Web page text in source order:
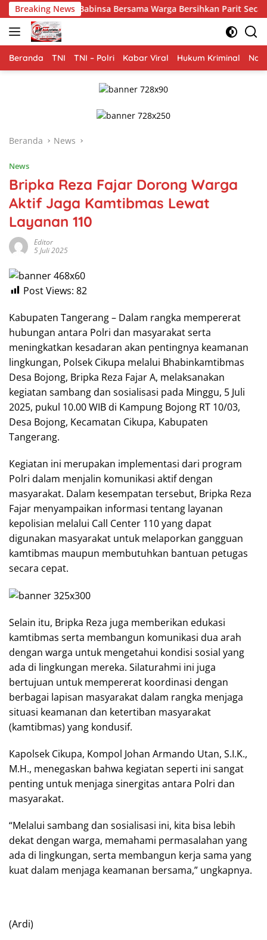
Langsung
ke
konten
Breaking News
Babinsa Bersama Warga Bersihkan Parit Secara Gotong
Beranda TNI TNI – Polri Kabar Viral Hukum Kriminal
Beranda News
News
Bripka Reza Fajar Dorong Warga
Aktif Jaga Kamtibmas Lewat
Layanan 110
Editor
5 Juli 2025
Post Views: 82
Kabupaten Tangerang – Dalam rangka mempererat
hubungan antara Polri dan masyarakat serta
meningkatkan kesadaran akan pentingnya keamanan
lingkungan, Polsek Cikupa melalui Bhabinkamtibmas
Desa Bojong, Bripka Reza Fajar A, melaksanakan
kegiatan sambang dan sosialisasi pada Minggu, 5 Juli
2025, pukul 10.00 WIB di Kampung Bojong RT 10/03,
Desa Bojong, Kecamatan Cikupa, Kabupaten
Tangerang.
Kegiatan ini merupakan implementasi dari program
Polri dalam menjalin komunikasi aktif dengan
masyarakat. Dalam kesempatan tersebut, Bripka Reza
Fajar menyampaikan informasi tentang layanan
kepolisian melalui Call Center 110 yang dapat
digunakan masyarakat untuk melaporkan gangguan
kamtibmas maupun membutuhkan bantuan petugas
secara cepat.
Selain itu, Bripka Reza juga memberikan edukasi
kamtibmas serta membangun komunikasi dua arah
dengan warga untuk mengetahui kondisi sosial yang
ada di lingkungan mereka. Silaturahmi ini juga
bertujuan untuk mempererat koordinasi dengan
berbagai lapisan masyarakat dalam rangka menjaga
situasi keamanan dan ketertiban masyarakat
(kamtibmas) yang kondusif.
Kapolsek Cikupa, Kompol Johan Armando Utan, S.I.K.,
M.H., menegaskan bahwa kegiatan seperti ini sangat
penting untuk menjaga sinergitas antara Polri dan
masyarakat.
“Melalui sambang dan sosialisasi ini, kita bisa lebih
dekat dengan warga, memahami permasalahan yang
ada di lingkungan, serta membangun kerja sama yang
kuat dalam menjaga keamanan bersama,” ungkapnya.
(Ardi)